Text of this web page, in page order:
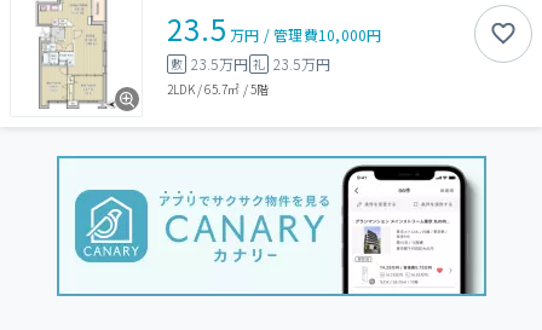
23.5 万円 /管理費10,000円
敷 23.5万円 礼 23.5万円
2LDK/65.7㎡ /5階